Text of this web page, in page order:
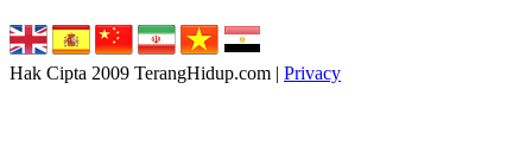
Hak Cipta 2009 TerangHidup.com | Privacy